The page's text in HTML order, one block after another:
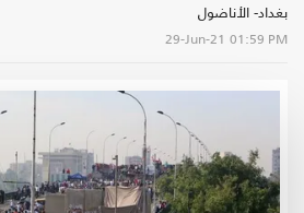
بغداد- الأناضول
29-Jun-21 01:59 PM